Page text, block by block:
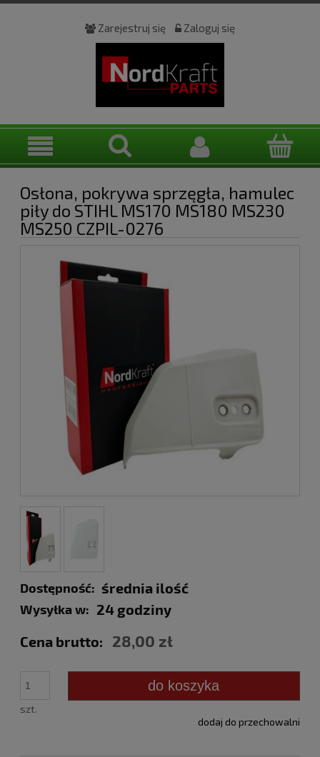
Zarejestruj się Zaloguj się
Osłona, pokrywa sprzęgła, hamulec
piły do STIHL MS170 MS180 MS230
MS250 CZPIL-0276
Dostępność: średnia ilość
Wysyłka w: 24 godziny
Cena brutto:
28,00 zł
szt.
do koszyka
dodaj do przechowalni